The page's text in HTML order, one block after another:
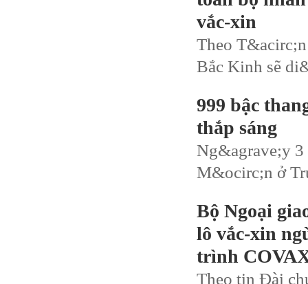
vắc-xin
Theo
Bắc Kinh sẽ
999 bậc
thắp sáng
Ng&agrave;y
M&ocirc;n ở
Bộ Ngoại
lô vắc-xin
trình
Theo tin Đài